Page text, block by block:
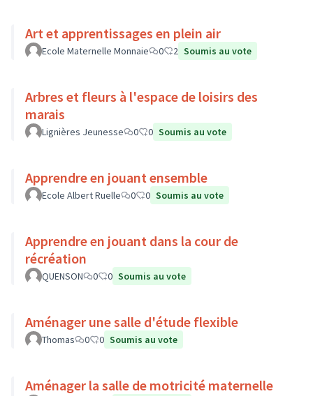
Art et apprentissages en plein air
Ecole Maternelle Monnaie 0 2 Soumis au vote
Arbres et fleurs à l'espace de loisirs des
marais
Lignières Jeunesse 0 0 Soumis au vote
Apprendre en jouant ensemble
Ecole Albert Ruelle 0 0 Soumis au vote
Apprendre en jouant dans la cour de
récréation
QUENSON 0 0 Soumis au vote
Aménager une salle d'étude flexible
Thomas 0 0 Soumis au vote
Aménager la salle de motricité maternelle